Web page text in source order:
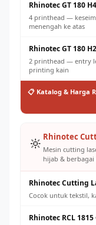
Rhinotec GT 180 H4
4 printhead —
menengah ke atas
Rhinotec GT 180 H2
2 printhead — entry
printing kain
📋 Katalog & Harga
🔆 Rhinotec
Mesin cutting
hijab &
Rhinotec Cutting
Cocok untuk tekstil,
Rhinotec RCL 1815